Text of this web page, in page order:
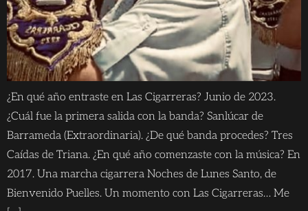
¿En qué año entraste en Las Cigarreras? Junio de 2023.
¿Cuál fue la primera salida con la banda? Sanlúcar de
Barrameda (Extraordinaria). ¿De qué banda procedes? Tres
Caídas de Triana. ¿En qué año comenzaste con la música? En
2017. Una marcha cigarrera Noches de Lunes Santo, de
Bienvenido Puelles. Un momento con Las Cigarreras… Me